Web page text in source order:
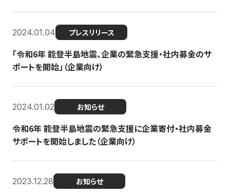
2024.01.04 プレスリリース
「令和6年 能登半島地震、企業の緊急支援・社内募金のサ
ポートを開始」（企業向け）
2024.01.02 お知らせ
令和6年 能登半島地震の緊急支援に企業寄付・社内募金
サポートを開始しました（企業向け）
2023.12.28 お知らせ